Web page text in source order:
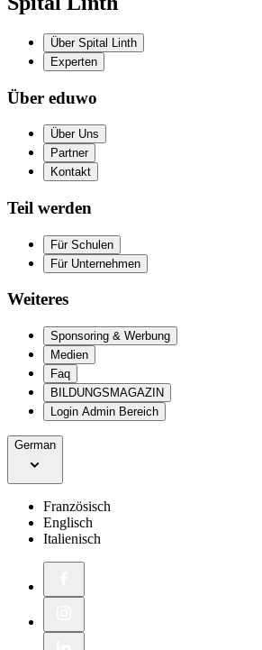
Über Spital Linth
Experten
Über eduwo
Über Uns
Partner
Kontakt
Teil werden
Für Schulen
Für Unternehmen
Weiteres
Sponsoring & Werbung
Medien
Faq
BILDUNGSMAGAZIN
Login Admin Bereich
German
Französisch
Englisch
Italienisch